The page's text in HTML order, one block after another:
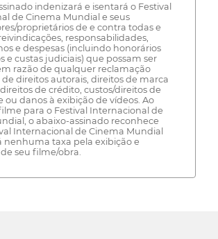
indenizará e isentará o Festival
de Cinema Mundial e seus
proprietários de e contra todas e
responsabilidades,
e despesas (incluindo honorários
e custas judiciais) que possam ser
razão de qualquer reclamação
direitos autorais, direitos de marca
de crédito, custos/direitos de
ou danos à exibição de vídeos. Ao
para o Festival Internacional de
o abaixo-assinado reconhece
Internacional de Cinema Mundial
nenhuma taxa pela exibição e
seu filme/obra.